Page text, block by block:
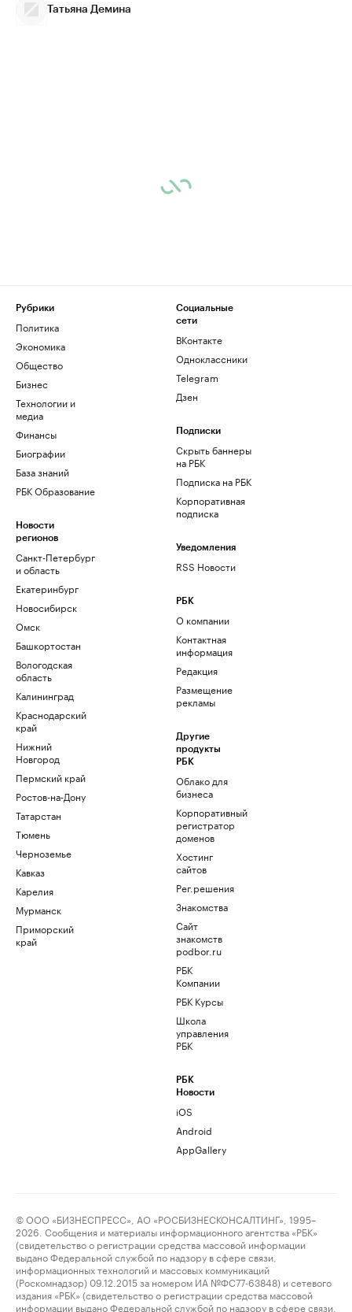
Татьяна Демина
Рубрики
Политика
Экономика
Общество
Бизнес
Технологии и
медиа
Финансы
Биографии
База знаний
РБК Образование
Новости
регионов
Санкт-Петербург
и область
Екатеринбург
Новосибирск
Омск
Башкортостан
Вологодская
область
Калининград
Краснодарский
край
Нижний
Новгород
Пермский край
Ростов-на-Дону
Татарстан
Тюмень
Черноземье
Кавказ
Карелия
Мурманск
Приморский
край
Социальные
сети
ВКонтакте
Одноклассники
Telegram
Дзен
Подписки
Скрыть баннеры
на РБК
Подписка на РБК
Корпоративная
подписка
Уведомления
RSS Новости
РБК
О компании
Контактная
информация
Редакция
Размещение
рекламы
Другие
продукты
РБК
Облако для
бизнеса
Корпоративный
регистратор
доменов
Хостинг
сайтов
Рег.решения
Знакомства
Сайт
знакомств
podbor.ru
РБК
Компании
РБК Курсы
Школа
управления
РБК
РБК
Новости
iOS
Android
AppGallery
© ООО «БИЗНЕСПРЕСС», АО «РОСБИЗНЕСКОНСАЛТИНГ», 1995–
2026. Сообщения и материалы информационного агентства «РБК»
(свидетельство о регистрации средства массовой информации
выдано Федеральной службой по надзору в сфере связи,
информационных технологий и массовых коммуникаций
(Роскомнадзор) 09.12.2015 за номером ИА №ФС77-63848) и сетевого
издания «РБК» (свидетельство о регистрации средства массовой
информации выдано Федеральной службой по надзору в сфере связи,